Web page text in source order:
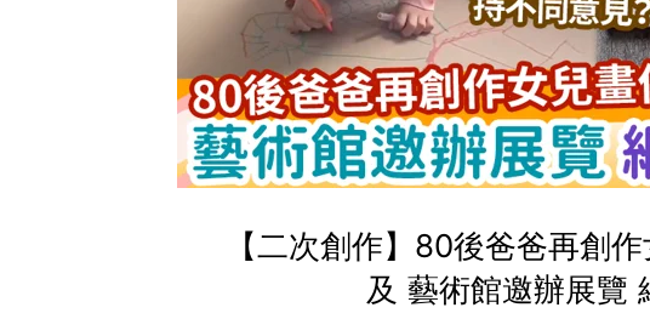
【二次創作】80後爸爸再創
及 藝術館邀辦展覽